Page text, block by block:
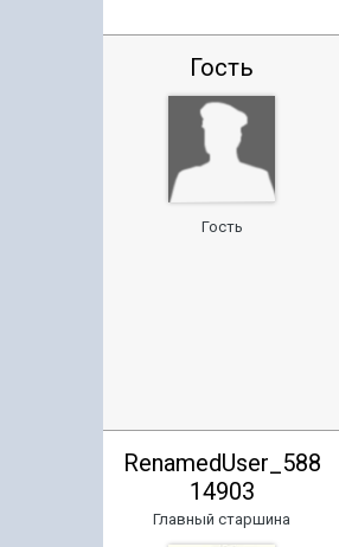
Гость
Гость
RenamedUser_588
14903
Главный старшина